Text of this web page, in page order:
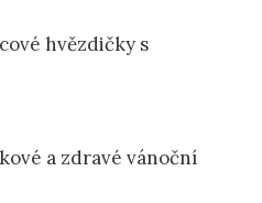
hvězdičky s
a zdravé vánoční